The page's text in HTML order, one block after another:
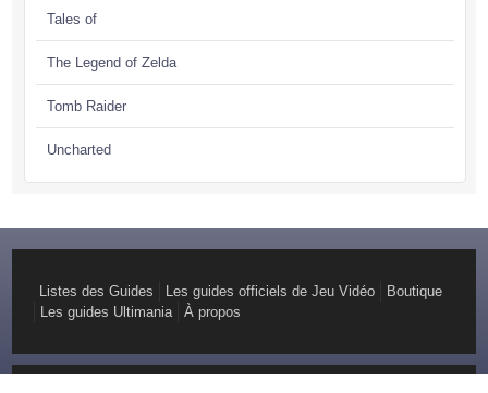
Tales of
The Legend of Zelda
Tomb Raider
Uncharted
Listes des Guides Les guides officiels de Jeu Vidéo
Boutique
Les guides Ultimania
À propos